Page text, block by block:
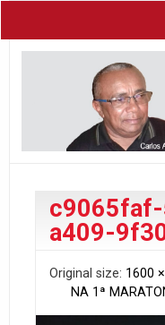
a409-
Original size: 1600
NA 1ª